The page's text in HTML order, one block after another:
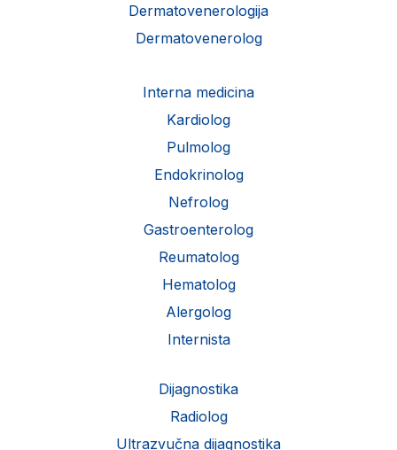
Dermatovenerologija
Dermatovenerolog
Interna medicina
Kardiolog
Pulmolog
Endokrinolog
Nefrolog
Gastroenterolog
Reumatolog
Hematolog
Alergolog
Internista
Dijagnostika
Radiolog
Ultrazvučna dijagnostika